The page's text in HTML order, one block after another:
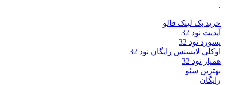
.
خرید بک لینک فالو
آپدیت نود 32
پسورد نود 32
اوکلی لایسنس رایگان نود 32
همیار نود 32
بهترین سئو
رایگان